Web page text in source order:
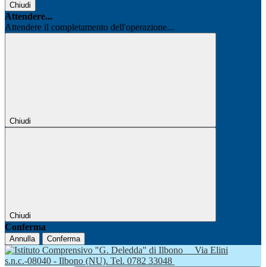
Chiudi
Attendere...
Attendere il completamento dell'operazione...
Chiudi
Chiudi
Conferma
Annulla Conferma
Via Elini
s.n.c.-08040 - Ilbono (NU). Tel. 0782 33048